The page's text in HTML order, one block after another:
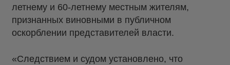
летнему и 60-летнему местным жителям,
признанных виновными в публичном
оскорблении представителей власти.
«Следствием и судом установлено, что